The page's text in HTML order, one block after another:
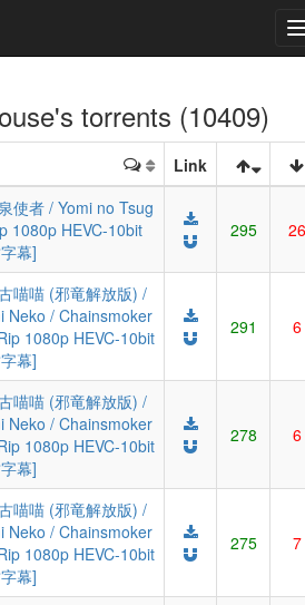
's torrents (10409)
Link
使者 / Yomi no Tsug
1080p HEVC-10bit
幕]
295 26
喵喵 (邪竜解放版) /
Neko / Chainsmoker
1080p HEVC-10bit
幕]
291 6
喵喵 (邪竜解放版) /
Neko / Chainsmoker
1080p HEVC-10bit
幕]
278 6
喵喵 (邪竜解放版) /
Neko / Chainsmoker
1080p HEVC-10bit
幕]
275 7